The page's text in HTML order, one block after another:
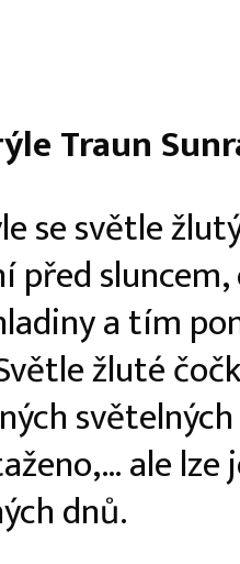
Traun
se světle
před
a tím
žluté
ale
dnů.